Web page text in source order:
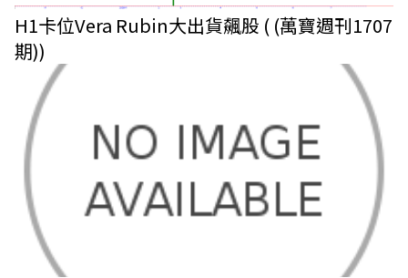
H1卡位Vera Rubin大出貨飆股 ( (萬寶週刊1707
期))